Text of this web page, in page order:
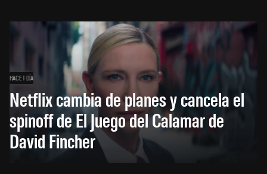
HACE 1 DÍA
Netflix cambia de planes y cancela el
spinoff de El Juego del Calamar de
David Fincher